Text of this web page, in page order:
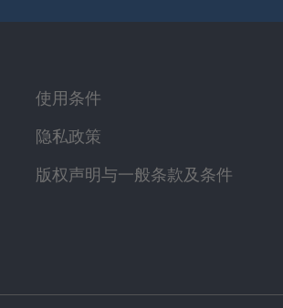
使用条件
隐私政策
版权声明与一般条款及条件